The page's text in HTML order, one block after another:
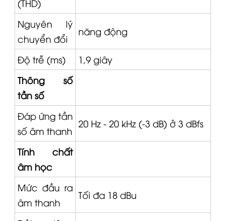
Nguyên lý
chuyển đổi
Độ trễ (ms)
1,9 giây
Thông số
tần số
Đáp ứng tần
số âm thanh
Tính chất
âm học
Mức đầu ra
âm thanh
Dải động